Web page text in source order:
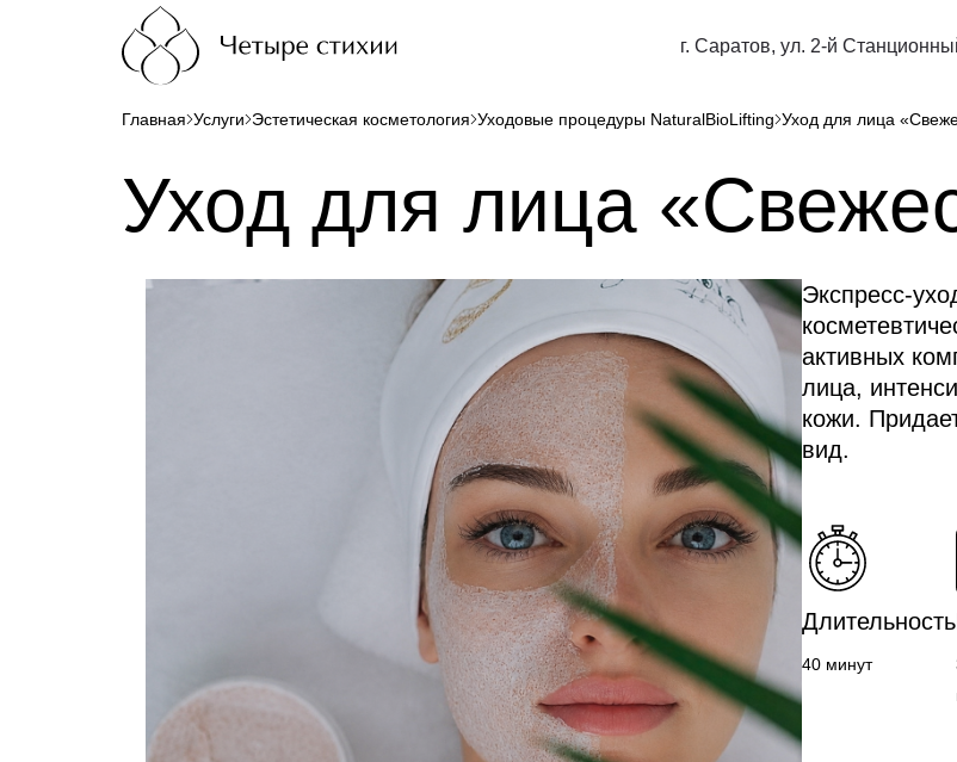
г. Саратов, ул. 2-й
Главная Услуги Эстетическая косметология Уходовые процедуры NaturalBioLifting Уход для лица
Уход для лица
Экспресс-
активных
лица,
кожи.
вид.
Длительность
40 минут